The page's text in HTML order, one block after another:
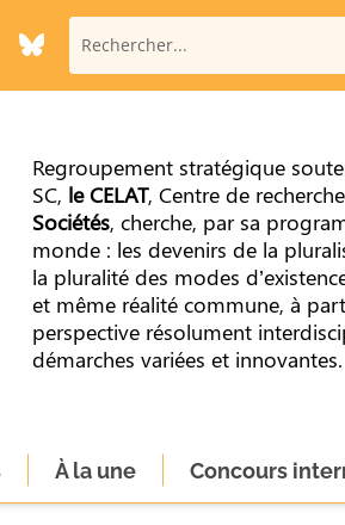
Regroupement stratégique
SC, le CELAT, Centre de recherche
Sociétés, cherche, par sa
monde : les devenirs de la
la pluralité des modes
et même réalité commune, à
perspective résolument
démarches variées et innovantes.
À la une Concours